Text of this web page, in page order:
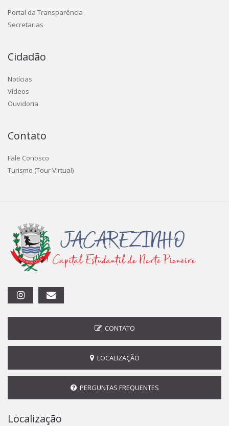
Portal da Transparência
Secretarias
Cidadão
Notícias
Vídeos
Ouvidoria
Contato
Fale Conosco
Turismo (Tour Virtual)
CONTATO
LOCALIZAÇÃO
PERGUNTAS FREQUENTES
Localização